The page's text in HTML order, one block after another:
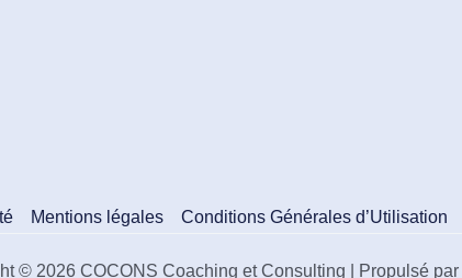
Mentions légales Conditions Générales d’Utilisation
© 2026 COCONS Coaching et Consulting | Propulsé par